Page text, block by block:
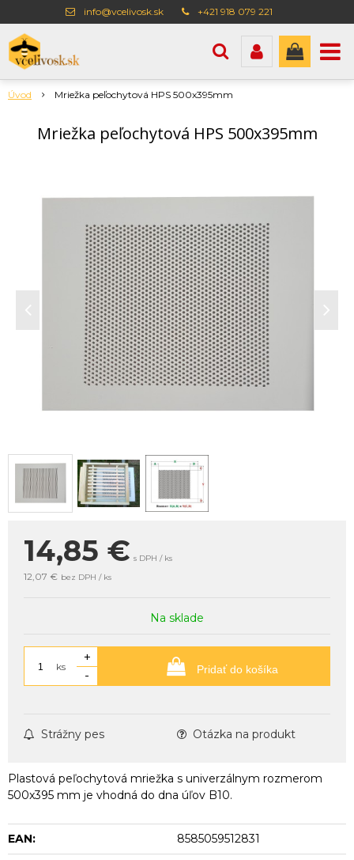
info@vcelivosk.sk +421 918 079 221
Úvod Mriežka peľochytová HPS 500x395mm
Mriežka peľochytová HPS 500x395mm
14,85 € s DPH / ks
12,07 € bez DPH / ks
Na sklade
ks
+
-
Pridať do košíka
Strážny pes Otázka na produkt
Plastová peľochytová mriežka s univerzálnym rozmerom
500x395 mm je vhodná do dna úľov B10.
EAN: 8585059512831